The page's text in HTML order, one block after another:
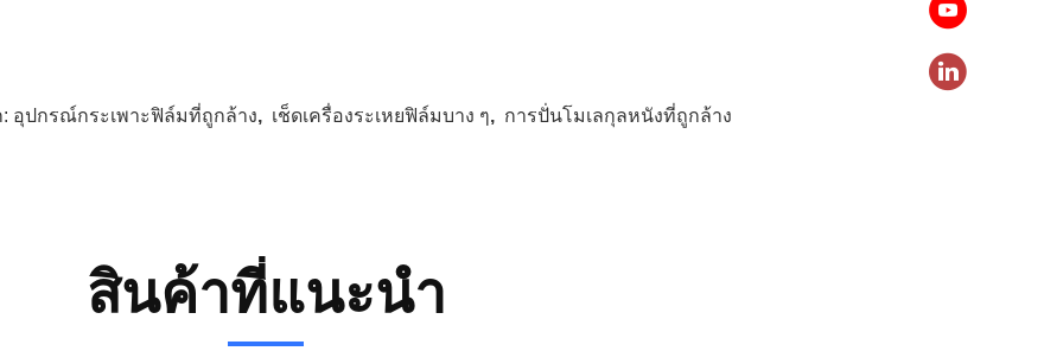
อุปกรณ์กระเพาะฟิล์มที่ถูกล้าง, เช็ดเครื่องระเหยฟิล์มบาง ๆ, การปั่นโมเลกุลหนังที่ถูกล้าง
สินค้าที่แนะนํา